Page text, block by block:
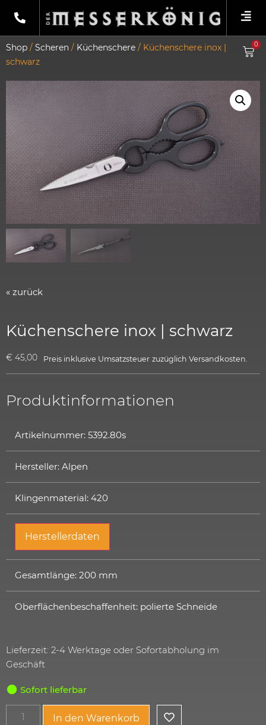
0
Shop / Scheren / Küchenschere / Küchenschere inox |
schwarz
« zurück
Küchenschere inox | schwarz
€ 45,00 Preis inklusive Umsatzsteuer zuzüglich Versandkosten.
Produktinformationen
Artikelnummer: 5392.80s
Hersteller: Alpen
Klingenmaterial: 420
Herstellerdaten
Gesamtlänge: 200 mm
Oberflächenbeschaffenheit: polierte Schneide
Lieferzeit: 2-4 Werktage oder Sofortabholung im
Geschäft
Sofort lieferbar
In den Warenkorb